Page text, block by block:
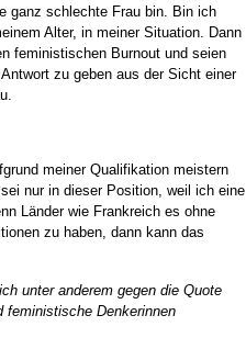
ganz schlechte Frau bin. Bin ich
Alter, in meiner Situation. Dann
feministischen Burnout und seien
zu geben aus der Sicht einer
meiner Qualifikation meistern
nur in dieser Position, weil ich eine
Länder wie Frankreich es ohne
zu haben, dann kann das
unter anderem gegen die Quote
feministische Denkerinnen